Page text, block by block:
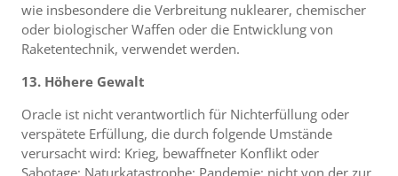
wie insbesondere die Verbreitung nuklearer, chemischer
oder biologischer Waffen oder die Entwicklung von
Raketentechnik, verwendet werden.
13. Höhere Gewalt
Oracle ist nicht verantwortlich für Nichterfüllung oder
verspätete Erfüllung, die durch folgende Umstände
verursacht wird: Krieg, bewaffneter Konflikt oder
Sabotage; Naturkatastrophe; Pandemie; nicht von der zur